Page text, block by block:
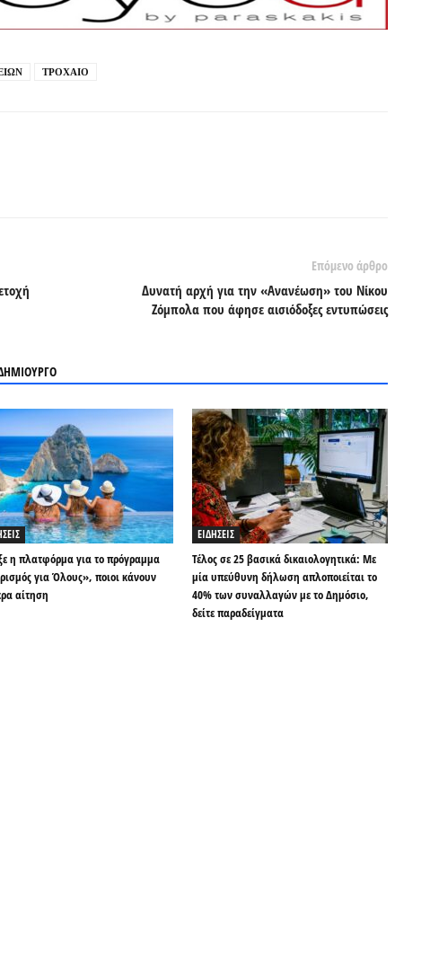
ΤΡΟΧΑΙΟ
Επόμενο άρθρο
Δυνατή αρχή για την «Ανανέωση» του Νίκου
Ζόμπολα που άφησε αισιόδοξες εντυπώσεις
η πλατφόρμα για το πρόγραμμα
για Όλους», ποιοι κάνουν
αίτηση
ΕΙΔΗΣΕΙΣ
Τέλος σε 25 βασικά δικαιολογητικά: Με
μία υπεύθυνη δήλωση απλοποιείται το
40% των συναλλαγών με το Δημόσιο,
δείτε παραδείγματα